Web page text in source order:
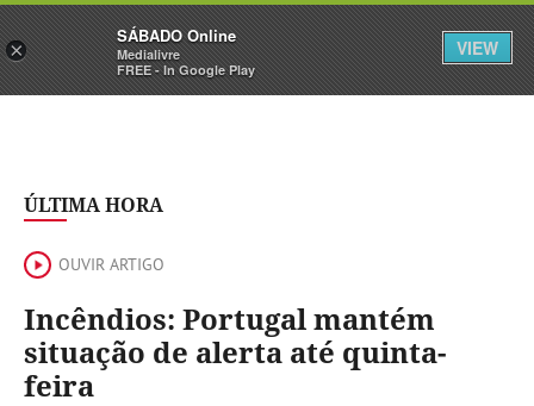
Sábado Assine Iniciar Sessão
ÚLTIMA HORA
OUVIR ARTIGO
Incêndios: Portugal mantém
situação de alerta até quinta-
feira
×
SÁBADO Online
Medialivre
FREE - In Google Play
VIEW